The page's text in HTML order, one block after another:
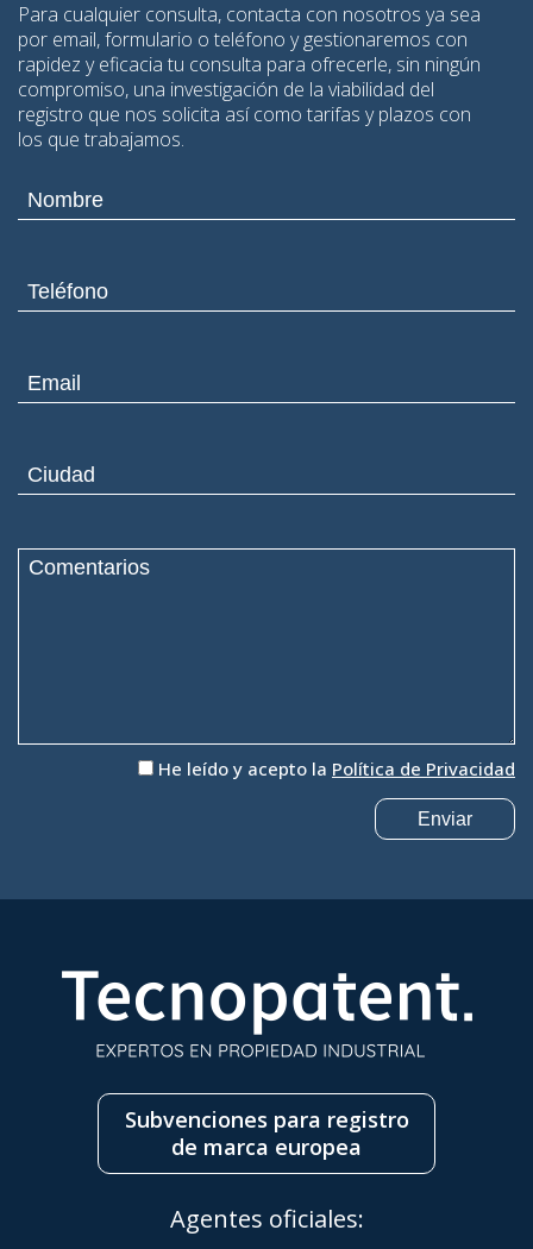
Para cualquier consulta, contacta con nosotros ya sea
por email, formulario o teléfono y gestionaremos con
rapidez y eficacia tu consulta para ofrecerle, sin ningún
compromiso, una investigación de la viabilidad del
registro que nos solicita así como tarifas y plazos con
los que trabajamos.
He leído y acepto la Política de Privacidad
Subvenciones para registro
de marca europea
Agentes oficiales: